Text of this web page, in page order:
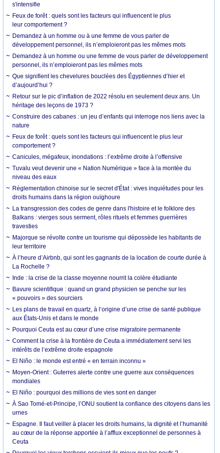
s'intensifie
Feux de forêt : quels sont les facteurs qui influencent le plus
leur comportement ?
Demandez à un homme ou à une femme de vous parler de
développement personnel, ils n’emploieront pas les mêmes mots
Demandez à un homme ou une femme de vous parler de développement
personnel, ils n’emploieront pas les mêmes mots
Que signifient les chevelures bouclées des Égyptiennes d’hier et
d’aujourd’hui ?
Retour sur le pic d’inflation de 2022 résolu en seulement deux ans. Un
héritage des leçons de 1973 ?
Construire des cabanes : un jeu d’enfants qui interroge nos liens avec la
nature
Feux de forêt : quels sont les facteurs qui influencent le plus leur
comportement ?
Canicules, mégafeux, inondations : l’extrême droite à l’offensive
Tuvalu veut devenir une « Nation Numérique » face à la montée du
niveau des eaux
Réglementation chinoise sur le secret d'État : vives inquiétudes pour les
droits humains dans la région ouïghoure
La transgression des codes de genre dans l'histoire et le folklore des
Balkans : vierges sous serment, rôles rituels et femmes guerrières
travesties
Majorque se révolte contre un tourisme qui dépossède les habitants de
leur territoire
À l’heure d’Airbnb, qui sont les gagnants de la location de courte durée à
La Rochelle ?
Inde : la crise de la classe moyenne nourrit la colère étudiante
Bavure scientifique : quand un grand physicien se penche sur les
« pouvoirs » des sourciers
Les plans de travail en quartz, à l’origine d’une crise de santé publique
aux États-Unis et dans le monde
Pourquoi Ceuta est au cœur d’une crise migratoire permanente
Comment la crise à la frontière de Ceuta a immédiatement servi les
intérêts de l’extrême droite espagnole
El Niño : le monde est entré « en terrain inconnu »
Moyen-Orient : Guterres alerte contre une guerre aux conséquences
mondiales
El Niño : pourquoi des millions de vies sont en danger
À Sao Tomé-et-Principe, l’ONU soutient la confiance des citoyens dans les
urnes
Espagne. Il faut veiller à placer les droits humains, la dignité et l’humanité
au cœur de la réponse apportée à l’afflux exceptionnel de personnes à
Ceuta